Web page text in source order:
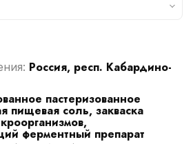
Россия, респ. Кабардино-
пастеризованное
пищевая соль, закваска
ферментный препарат